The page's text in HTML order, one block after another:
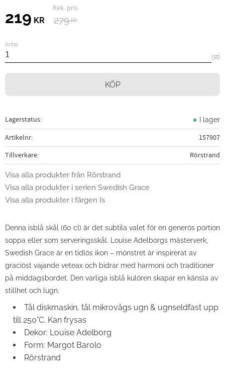
Nedsatt pris:
219 KR
Ordinarie pris:
279KR
Antal
st
KÖP
Lagerstatus I lager
Artikelnr
157907
Tillverkare
Rörstrand
Visa alla produkter från Rörstrand
Visa alla produkter i serien Swedish Grace
Visa alla produkter i färgen Is
Denna isblå skål (60 cl) är det subtila valet för en generös portion
soppa eller som serveringsskål. Louise Adelborgs mästerverk,
Swedish Grace är en tidlös ikon – mönstret är inspirerat av
graciöst vajande veteax och bidrar med harmoni och traditioner
på middagsbordet. Den varliga isblå kulören skapar en känsla av
stillhet och lugn.
Tål diskmaskin, tål mikrovågs ugn & ugnseldfast upp
till 250°C. Kan frysas
Dekor: Louise Adelborg
Form: Margot Barolo
Rörstrand